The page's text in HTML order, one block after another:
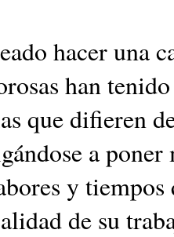
hacer una
han
que difieren
a
y tiempos
de su